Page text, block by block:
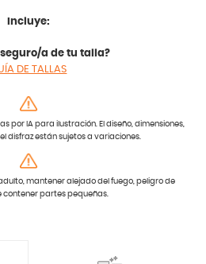
Incluye:
seguro/a de tu talla?
DE TALLAS
por IA para ilustración. El diseño, dimensiones,
disfraz están sujetos a variaciones.
mantener alejado del fuego, peligro de
contener partes pequeñas.